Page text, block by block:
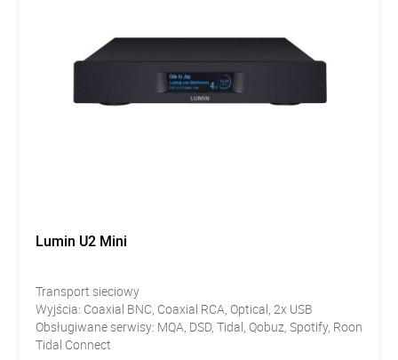
Lumin U2 Mini
Transport sieciowy
Wyjścia: Coaxial BNC, Coaxial RCA, Optical, 2x USB
Obsługiwane serwisy: MQA, DSD, Tidal, Qobuz, Spotify, Roon
Tidal Connect